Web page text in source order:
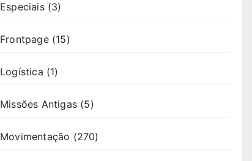
Especiais(3)
Frontpage(15)
Logística (1)
Missões Antigas (5)
Movimentação (270)